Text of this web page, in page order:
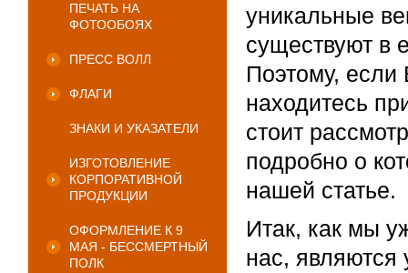
ПЕЧАТЬ НА
ФОТООБОЯХ
ПРЕСС ВОЛЛ
ФЛАГИ
ЗНАКИ И УКАЗАТЕЛИ
ИЗГОТОВЛЕНИЕ
КОРПОРАТИВНОЙ
ПРОДУКЦИИ
ОФОРМЛЕНИЕ К 9
МАЯ - БЕССМЕРТНЫЙ
ПОЛК
уникальные
существуют в
Поэтому, если
находитесь
стоит
подробно о
нашей статье.
Итак, как мы
нас, являются